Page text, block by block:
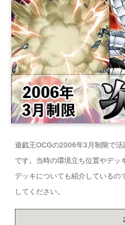
遊戯王OCGの2006年3月制限で
です。当時の環境立ち位置やデッ
デッキについても紹介しているの
してください。